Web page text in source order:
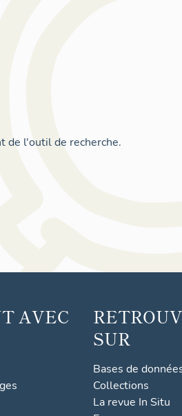
de l'outil de recherche.
AVEC
SUR
Bases de
Collections
La revue In Situ